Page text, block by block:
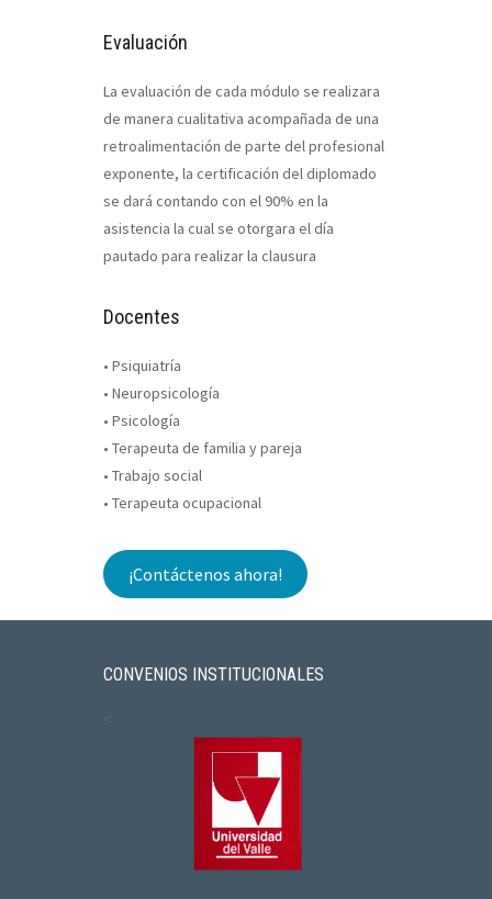
Evaluación
La evaluación de cada módulo se realizara
de manera cualitativa acompañada de una
retroalimentación de parte del profesional
exponente, la certificación del diplomado
se dará contando con el 90% en la
asistencia la cual se otorgara el día
pautado para realizar la clausura
Docentes
• Psiquiatría
• Neuropsicología
• Psicología
• Terapeuta de familia y pareja
• Trabajo social
• Terapeuta ocupacional
¡Contáctenos ahora!
CONVENIOS INSTITUCIONALES
<